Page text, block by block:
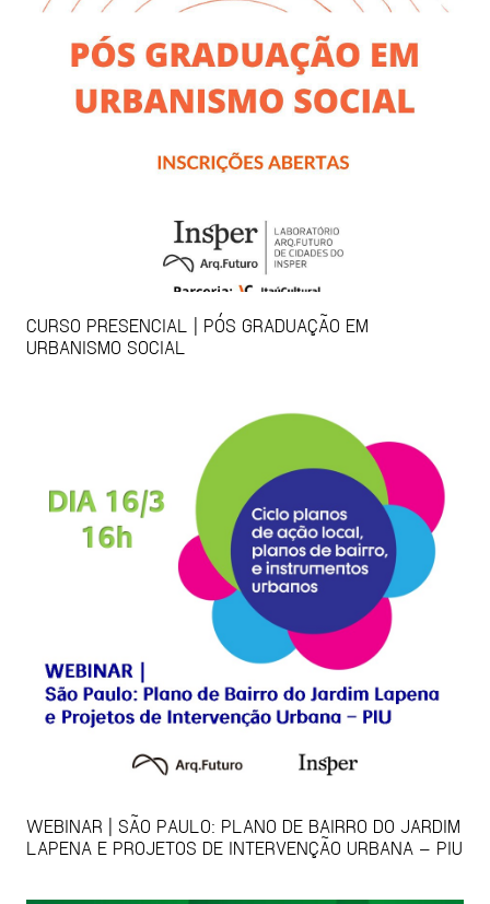
CURSO PRESENCIAL | PÓS GRADUAÇÃO EM
URBANISMO SOCIAL
WEBINAR | SÃO PAULO: PLANO DE BAIRRO DO JARDIM
LAPENA E PROJETOS DE INTERVENÇÃO URBANA – PIU